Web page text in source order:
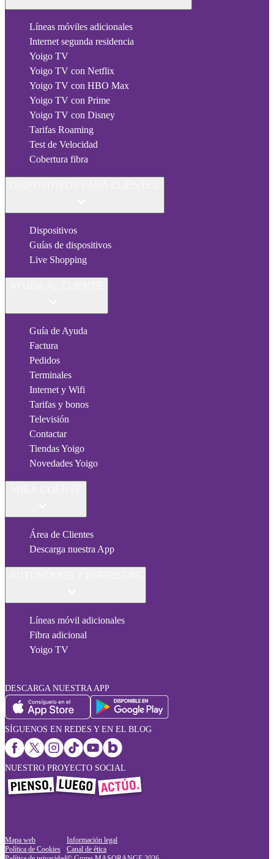
Líneas móviles adicionales
Internet segunda residencia
Yoigo TV
Yoigo TV con Netflix
Yoigo TV con HBO Max
Yoigo TV con Prime
Yoigo TV con Disney
Tarifas Roaming
Test de Velocidad
Cobertura fibra
Dispositivos
Guías de dispositivos
Live Shopping
Guía de Ayuda
Factura
Pedidos
Terminales
Internet y Wifi
Tarifas y bonos
Televisión
Contactar
Tiendas Yoigo
Novedades Yoigo
Área de Clientes
Descarga nuestra App
Líneas móvil adicionales
Fibra adicional
Yoigo TV
DESCARGA NUESTRA APP
SÍGUENOS EN REDES Y EN EL BLOG
NUESTRO PROYECTO SOCIAL
Mapa web
Política de Cookies
Información legal
Canal de ética